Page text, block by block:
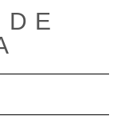
de navegación